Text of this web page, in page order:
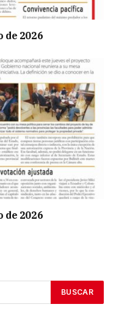
de 2026
de 2026